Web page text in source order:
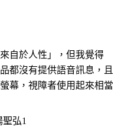
自於人性」，但我覺得
都沒有提供語音訊息，且
幕，視障者使用起來相當